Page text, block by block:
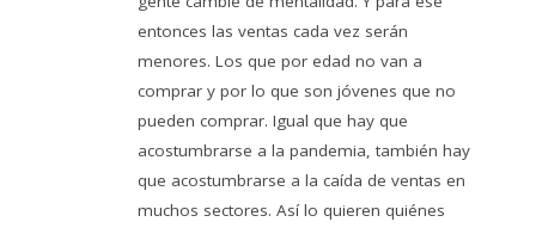
entonces las ventas cada vez serán
menores. Los que por edad no van a
comprar y por lo que son jóvenes que no
pueden comprar. Igual que hay que
acostumbrarse a la pandemia, también hay
que acostumbrarse a la caída de ventas en
muchos sectores. Así lo quieren quiénes